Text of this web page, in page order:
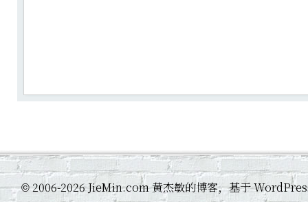
©2006-2026 JieMin.com 黄杰敏的博客，基于